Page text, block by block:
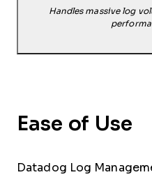
Handles massive log
Ease of Use
Datadog Log